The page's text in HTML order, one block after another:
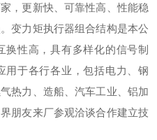
，更新快、可靠性高、性能稳
变力矩执行器组合结构是本公
性高，具有多样化的信号制
用于各行各业，包括电力、钢
热力、造船、汽车工业、铝加
朋友来厂参观洽谈合作建立技